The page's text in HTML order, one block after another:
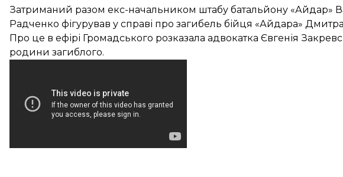
Затриманий разом екс-начальником штабу батальйону «Айдар»
Радченко фігурував у справі про загибель бійця «Айдара»
Про це в ефірі Громадського розказала адвокатка Євгенія
родини загиблого.